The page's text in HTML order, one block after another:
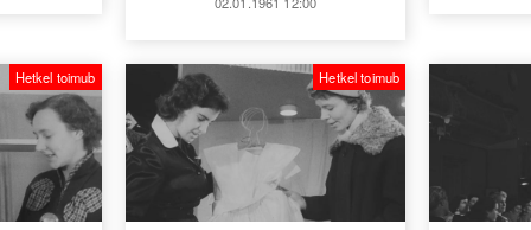
Hetkel toimub Hetkel toimub